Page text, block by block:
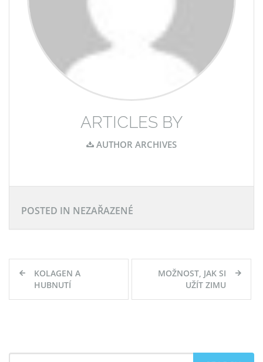
ARTICLES BY
AUTHOR ARCHIVES
POSTED IN NEZAŘAZENÉ
Navigace
pro
KOLAGEN A
HUBNUTÍ
MOŽNOST, JAK SI
UŽÍT ZIMU